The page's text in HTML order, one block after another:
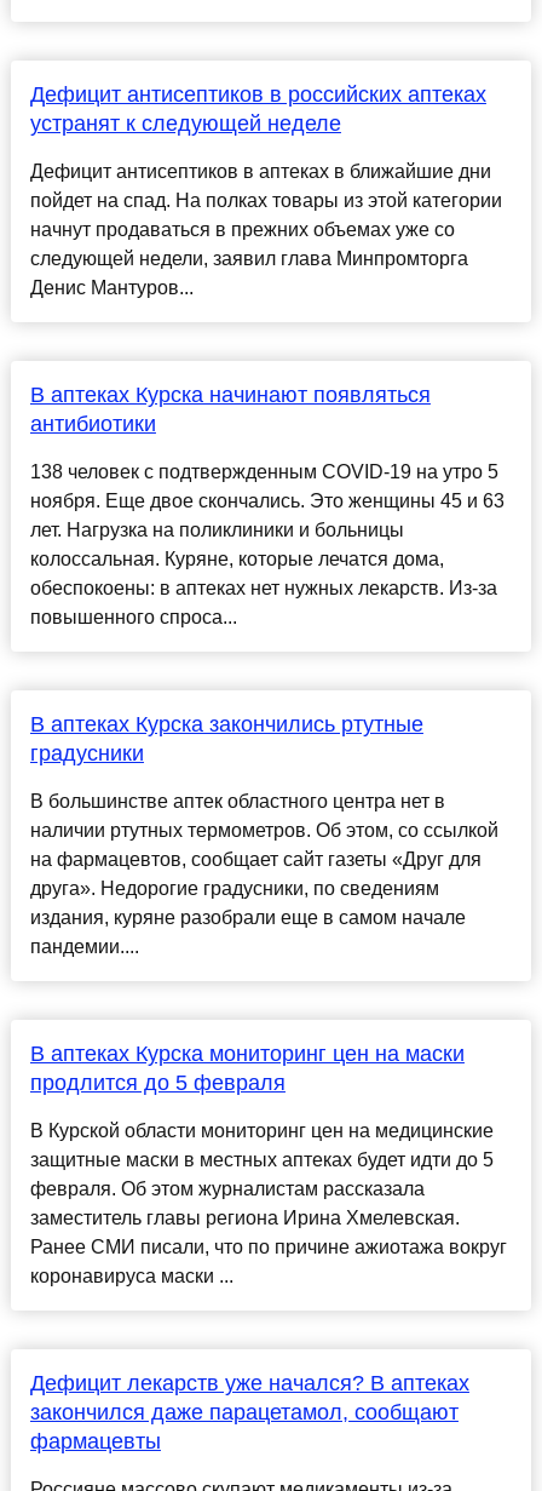
Дефицит антисептиков в российских аптеках
устранят к следующей неделе
Дефицит антисептиков в аптеках в ближайшие дни
пойдет на спад. На полках товары из этой категории
начнут продаваться в прежних объемах уже со
следующей недели, заявил глава Минпромторга
Денис Мантуров...
В аптеках Курска начинают появляться
антибиотики
138 человек с подтвержденным COVID-19 на утро 5
ноября. Еще двое скончались. Это женщины 45 и 63
лет. Нагрузка на поликлиники и больницы
колоссальная. Куряне, которые лечатся дома,
обеспокоены: в аптеках нет нужных лекарств. Из-за
повышенного спроса...
В аптеках Курска закончились ртутные
градусники
В большинстве аптек областного центра нет в
наличии ртутных термометров. Об этом, со ссылкой
на фармацевтов, сообщает сайт газеты «Друг для
друга». Недорогие градусники, по сведениям
издания, куряне разобрали еще в самом начале
пандемии....
В аптеках Курска мониторинг цен на маски
продлится до 5 февраля
В Курской области мониторинг цен на медицинские
защитные маски в местных аптеках будет идти до 5
февраля. Об этом журналистам рассказала
заместитель главы региона Ирина Хмелевская.
Ранее СМИ писали, что по причине ажиотажа вокруг
коронавируса маски ...
Дефицит лекарств уже начался? В аптеках
закончился даже парацетамол, сообщают
фармацевты